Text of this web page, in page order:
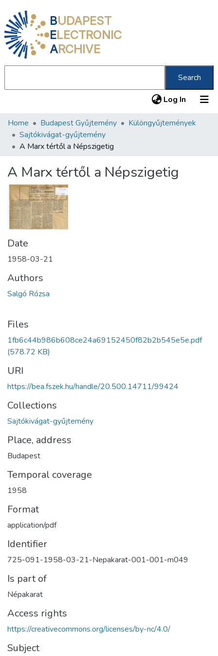
BUDAPEST
ELECTRONIC
ARCHIVE
Search
Log In (current)
Communities & Collections
All of DSpace
About us
Home Budapest Gyűjtemény
Különgyűjtemények
Sajtókivágat-gyűjtemény
A Marx tértől a Népszigetig
A Marx tértől a Népszigetig
Date
1958-03-21
Authors
Salgó Rózsa
Files
1fb6c44b986b608ce24a69152450f82b2b545e5e.pdf
(578.72 KB)
URI
https://bea.fszek.hu/handle/20.500.14711/99424
Collections
Sajtókivágat-gyűjtemény
Place, address
Budapest
Temporal coverage
1958
Format
application/pdf
Identifier
725-091-1958-03-21-Nepakarat-001-001-m049
Is part of
Népakarat
Access rights
https://creativecommons.org/licenses/by-nc/4.0/
Subject